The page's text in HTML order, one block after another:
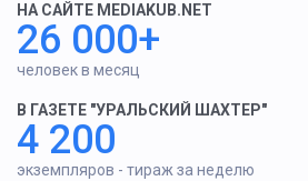
НА САЙТЕ MEDIAKUB.NET
26 000+
человек в месяц
В ГАЗЕТЕ "УРАЛЬСКИЙ ШАХТЕР"
4 200
экземпляров - тираж за неделю